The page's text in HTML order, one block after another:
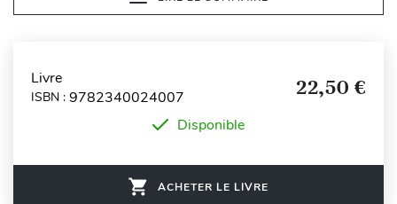
Livre
ISBN : 9782340024007 22,50 €
Disponible
ACHETER LE LIVRE